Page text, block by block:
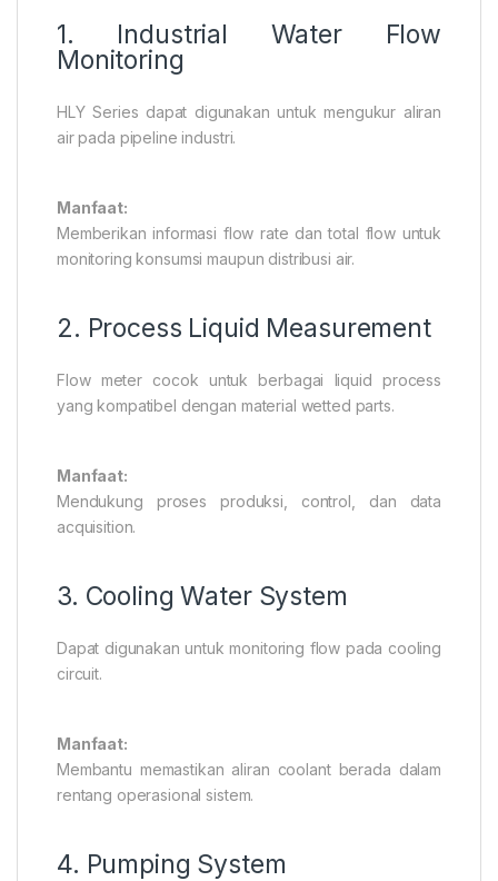
1. Industrial Water Flow
Monitoring
HLY Series dapat digunakan untuk mengukur aliran
air pada pipeline industri.
Manfaat:
Memberikan informasi flow rate dan total flow untuk
monitoring konsumsi maupun distribusi air.
2. Process Liquid Measurement
Flow meter cocok untuk berbagai liquid process
yang kompatibel dengan material wetted parts.
Manfaat:
Mendukung proses produksi, control, dan data
acquisition.
3. Cooling Water System
Dapat digunakan untuk monitoring flow pada cooling
circuit.
Manfaat:
Membantu memastikan aliran coolant berada dalam
rentang operasional sistem.
4. Pumping System